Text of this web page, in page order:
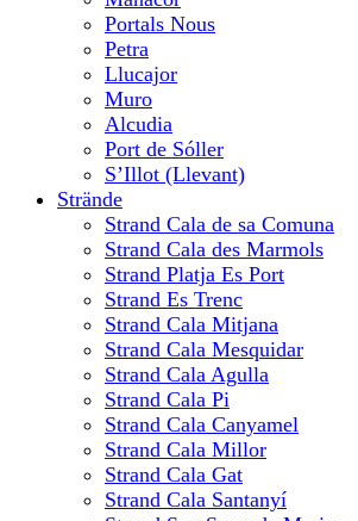
Portals Nous
Petra
Llucajor
Muro
Alcudia
Port de Sóller
S’Illot (Llevant)
Strände
Strand Cala de sa Comuna
Strand Cala des Marmols
Strand Platja Es Port
Strand Es Trenc
Strand Cala Mitjana
Strand Cala Mesquidar
Strand Cala Agulla
Strand Cala Pi
Strand Cala Canyamel
Strand Cala Millor
Strand Cala Gat
Strand Cala Santanyí